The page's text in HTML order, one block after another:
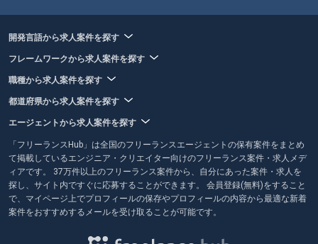
開発言語から求人案件を探す
フレームワークから求人案件を探す
職種から求人案件を探す
都道府県から求人案件を探す
エージェントから求人案件を探す
「フリーランスHub」は全国のフリーランスエージェントの保有案件をまとめ
て掲載しているエンジニア・クリエイター向けのフリーランス案件・求人メデ
ィアです。 37万件以上のフリーランス案件から、自分にあった案件・求人を
探し、サイト内ですぐに応募することができます。 会員登録(無料)をすること
で、マイページ上でプロフィールの保存やプロフィールの内容から最適な新着
案件をおすすめするメールを受け取ることが可能です。